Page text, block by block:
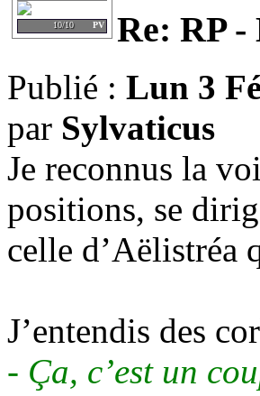
PV
10/10 Re: RP -
Publié : Lun 3
par Sylvaticus
Je reconnus la
positions, se
celle d’Aëlistréa
J’entendis des
- Ça, c’est un